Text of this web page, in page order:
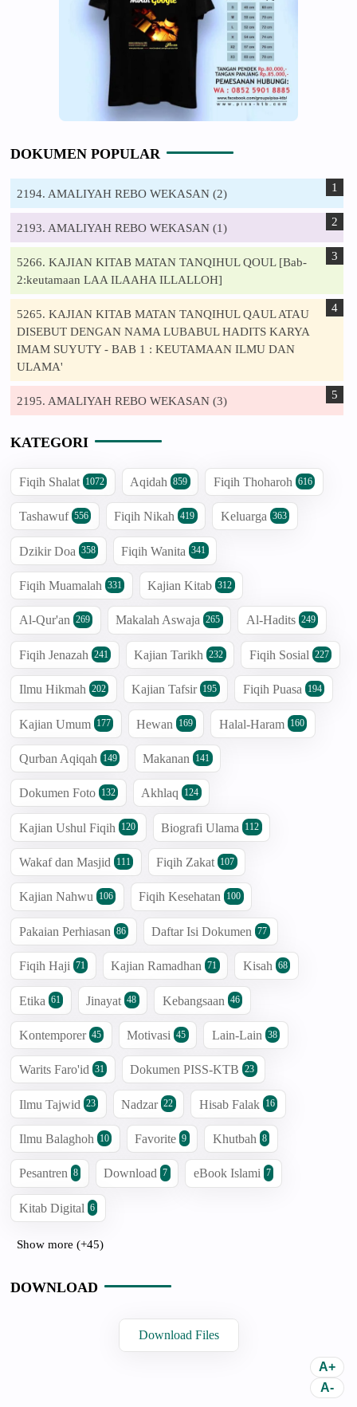
DOKUMEN POPULAR
2194. AMALIYAH REBO WEKASAN (2)
2193. AMALIYAH REBO WEKASAN (1)
5266. KAJIAN KITAB MATAN TANQIHUL QOUL [Bab-
2:keutamaan LAA ILAAHA ILLALLOH]
5265. KAJIAN KITAB MATAN TANQIHUL QAUL ATAU
DISEBUT DENGAN NAMA LUBABUL HADITS KARYA
IMAM SUYUTY - BAB 1 : KEUTAMAAN ILMU DAN
ULAMA'
2195. AMALIYAH REBO WEKASAN (3)
KATEGORI
Fiqih Shalat 1072 Aqidah 859 Fiqih Thoharoh 616
Tashawuf 556 Fiqih Nikah 419 Keluarga 363
Dzikir Doa 358 Fiqih Wanita 341
Fiqih Muamalah 331 Kajian Kitab 312
Al-Qur'an 269 Makalah Aswaja 265 Al-Hadits 249
Fiqih Jenazah 241 Kajian Tarikh 232 Fiqih Sosial 227
Ilmu Hikmah 202 Kajian Tafsir 195 Fiqih Puasa 194
Kajian Umum 177 Hewan 169 Halal-Haram 160
Qurban Aqiqah 149 Makanan 141
Dokumen Foto 132 Akhlaq 124
Kajian Ushul Fiqih 120 Biografi Ulama 112
Wakaf dan Masjid 111 Fiqih Zakat 107
Kajian Nahwu 106 Fiqih Kesehatan 100
Pakaian Perhiasan 86 Daftar Isi Dokumen 77
Fiqih Haji 71 Kajian Ramadhan 71 Kisah 68
Etika 61 Jinayat 48 Kebangsaan 46
Kontemporer 45 Motivasi 45 Lain-Lain 38
Warits Faro'id 31 Dokumen PISS-KTB 23
Ilmu Tajwid 23 Nadzar 22 Hisab Falak 16
Ilmu Balaghoh 10 Favorite 9 Khutbah 8
Pesantren 8 Download 7 eBook Islami 7
Kitab Digital 6
Show more (+45)
DOWNLOAD
Download Files